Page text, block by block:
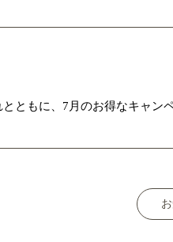
ともに、7月のお得なキャン